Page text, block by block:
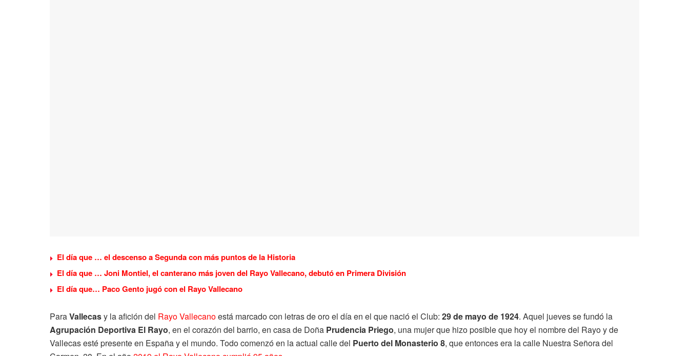
El día que … el descenso a Segunda con más puntos de la Historia
El día que … Joni Montiel, el canterano más joven del Rayo Vallecano, debutó en Primera División
El día que… Paco Gento jugó con el Rayo Vallecano
ParaVallecasy la afición del Rayo Vallecanoestá marcado con letras de oro el día en el que nació el Club: 29 de mayo de 1924. Aquel jueves se fundó la
Agrupación Deportiva El Rayo, en el corazón del barrio, en casa de Doña Prudencia Priego, una mujer que hizo posible que hoy el nombre del Rayo y de
Vallecas esté presente en España y el mundo. Todo comenzó en la actual calle del Puerto del Monasterio 8, que entonces era la calle Nuestra Señora del